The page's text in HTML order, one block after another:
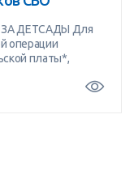
ДЕТСАДЫ Для
операции
платы*,